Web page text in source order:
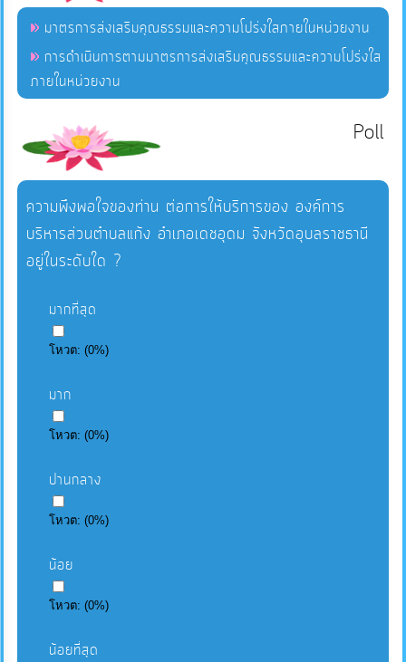
มาตรการส่งเสริมคุณธรรมและความโปร่งใสภายในหน่วยงาน
การดำเนินการตามมาตรการส่งเสริมคุณธรรมและความโปร่งใส
ภายในหน่วยงาน
Poll
ความพึงพอใจของท่าน ต่อการให้บริการของ องค์การ
บริหารส่วนตำบลแก้ง อำเภอเดชอุดม จังหวัดอุบลราชธานี
อยู่ในระดับใด ?
มากที่สุด
โหวต:(0%)
มาก
โหวต:(0%)
ปานกลาง
โหวต:(0%)
น้อย
โหวต:(0%)
น้อยที่สุด